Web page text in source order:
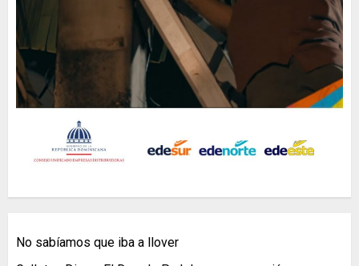
No sabíamos que iba a llover